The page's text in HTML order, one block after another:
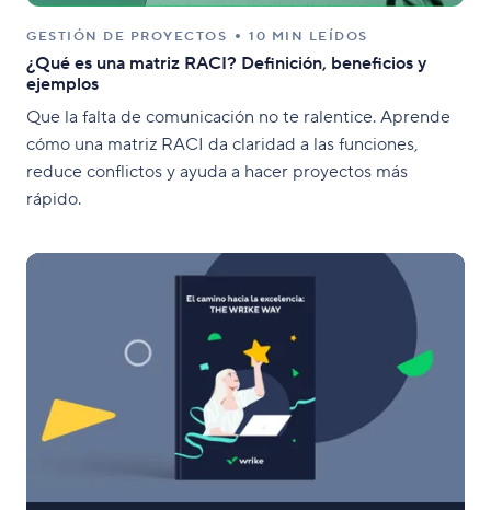
GESTIÓN DE PROYECTOS 10 MIN LEÍDOS
¿Qué es una matriz RACI? Definición, beneficios y
ejemplos
Que la falta de comunicación no te ralentice. Aprende
cómo una matriz RACI da claridad a las funciones,
reduce conflictos y ayuda a hacer proyectos más
rápido.